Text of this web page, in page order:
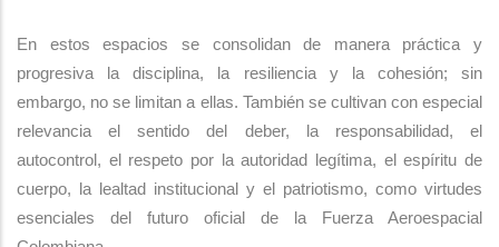
En estos espacios se consolidan de manera práctica y
progresiva la disciplina, la resiliencia y la cohesión; sin
embargo, no se limitan a ellas. También se cultivan con especial
relevancia el sentido del deber, la responsabilidad, el
autocontrol, el respeto por la autoridad legítima, el espíritu de
cuerpo, la lealtad institucional y el patriotismo, como virtudes
esenciales del futuro oficial de la Fuerza Aeroespacial